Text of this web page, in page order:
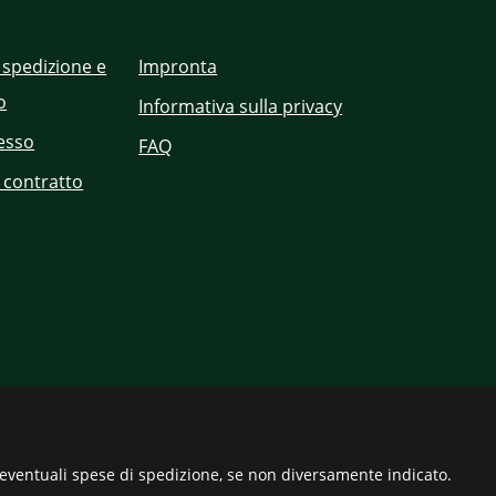
e
contratto
Impronta
Informativa sulla privacy
FAQ
spese di spedizione, se non diversamente indicato.